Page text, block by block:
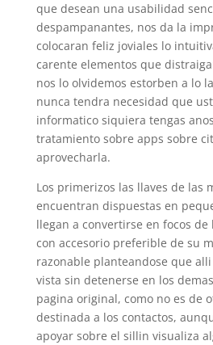
que desean una usabilidad
despampanantes, nos da la
colocaran feliz joviales lo
carente elementos que
nos lo olvidemos estorben a lo
nunca tendra necesidad que
informatico siquiera tengas
tratamiento sobre apps sobre
aprovecharla.
Los primerizos las llaves de las
encuentran dispuestas en
llegan a convertirse en focos
con accesorio preferible de su
razonable planteandose que
vista sin detenerse en los
pagina original, como no es de
destinada a los contactos,
apoyar sobre el silli­n visualiza